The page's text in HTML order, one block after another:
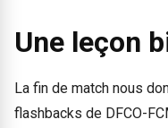
Une leçon
La fin de match nous
flashbacks de DFCO-